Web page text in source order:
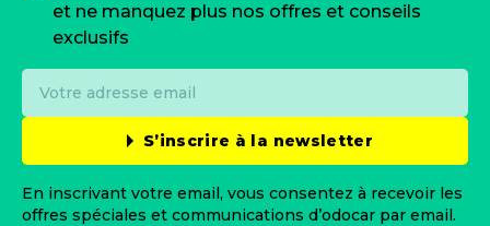
et ne manquez plus nos offres et conseils
exclusifs
S’inscrire à la newsletter
En inscrivant votre email, vous consentez à recevoir les
offres spéciales et communications d’odocar par email.